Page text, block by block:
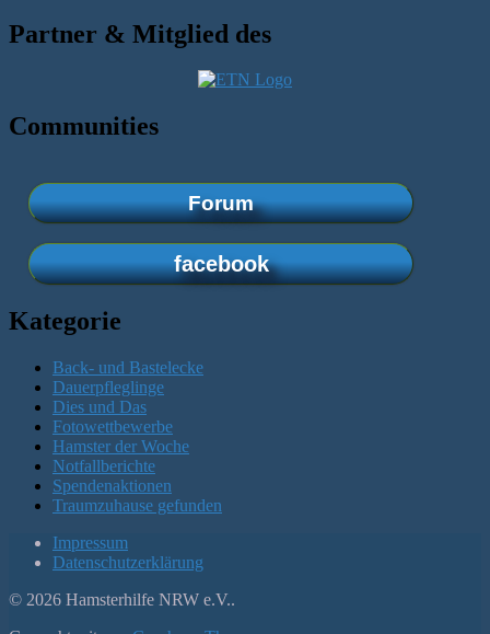
Partner & Mitglied des
Communities
Forum
facebook
Kategorie
Back- und Bastelecke
Dauerpfleglinge
Dies und Das
Fotowettbewerbe
Hamster der Woche
Notfallberichte
Spendenaktionen
Traumzuhause gefunden
Impressum
Datenschutzerklärung
© 2026 Hamsterhilfe NRW e.V..